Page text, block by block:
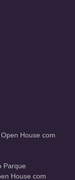
House com
Parque
House com